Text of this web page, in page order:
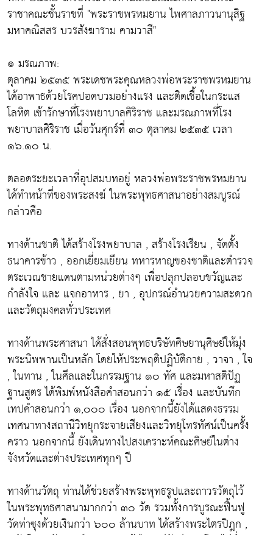
ราชาคณะชั้นราชที่ "พระราชพรหมยาน ไพศาลภาวนานุสิฐ
มหาคณิสสร บวรสังฆาราม คามวาสี"
๏ มรณภาพ:
ตุลาคม ๒๕๓๕ พระเดชพระคุณหลวงพ่อพระราชพรหมยาน
ได้อาพาธด้วยโรคปอดบวมอย่างแรง และติดเชื้อในกระแส
โลหิต เข้ารักษาที่โรงพยาบาลศิริราช และมรณภาพที่โรง
พยาบาลศิริราช เมื่อวันศุกร์ที่ ๓๐ ตุลาคม ๒๕๓๕ เวลา
๑๖.๑๐ น.
ตลอดระยะเวลาที่อุปสมบทอยู่ หลวงพ่อพระราชพรหมยาน
ได้ทำหน้าที่ของพระสงฆ์ ในพระพุทธศาสนาอย่างสมบูรณ์
กล่าวคือ
ทางด้านชาติ ได้สร้างโรงพยาบาล , สร้างโรงเรียน , จัดตั้ง
ธนาคารข้าว , ออกเยี่ยมเยียน ทหารหาญของชาติและตำรวจ
ตระเวณชายแดนตามหน่วยต่างๆ เพื่อปลุกปลอบขวัญและ
กำลังใจ และ แจกอาหาร , ยา , อุปกรณ์อำนวยความสะดวก
และวัตถุมงคลทั่วประเทศ
ทางด้านพระศาสนา ได้สั่งสอนพุทธบริษัทศิษยานุศิษย์ให้มุ่ง
พระนิพพานเป็นหลัก โดยให้ประพฤติปฏิบัติกาย , วาจา , ใจ
, ในทาน , ในศีลและในกรรมฐาน ๑๐ ทัศ และมหาสติปัฏ
ฐานสูตร ได้พิมพ์หนังสือคำสอนกว่า ๑๕ เรื่อง และบันทึก
เทปคำสอนกว่า ๑,๐๐๐ เรื่อง นอกจากนี้ยังได้แสดงธรรม
เทศนาทางสถานีวิทยุกระจายเสียงและวิทยุโทรทัศน์เป็นครั้ง
คราว นอกจากนี้ ยังเดินทางไปสงเคราะห์คณะศิษย์ในต่าง
จังหวัดและต่างประเทศทุกๆ ปี
ทางด้านวัตถุ ท่านได้ช่วยสร้างพระพุทธรูปและถาวรวัตถุไว้
ในพระพุทธศาสนามากกว่า ๓๐ วัด รวมทั้งการบูรณะฟื้นฟู
วัดท่าซุงด้วยเงินกว่า ๖๐๐ ล้านบาท ได้สร้างพระไตรปิฎก ,